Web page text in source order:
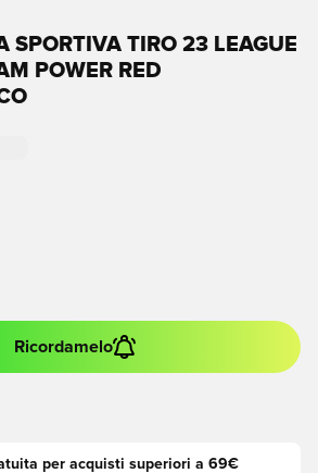
SPORTIVA TIRO 23 LEAGUE
POWER RED
Ricordamelo
per acquisti superiori a 69€